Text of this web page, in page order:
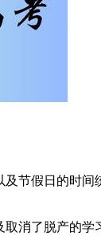
假日的时间
了脱产的学